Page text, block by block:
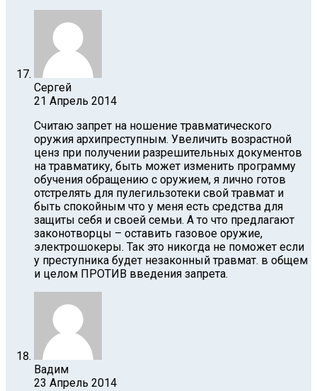
Сергей
21 Апрель 2014
Считаю запрет на ношение травматического
оружия архипреступным. Увеличить возрастной
ценз при получении разрешительных документов
на травматику, быть может изменить программу
обучения обращению с оружием, я лично готов
отстрелять для пулегильзотеки свой травмат и
быть спокойным что у меня есть средства для
защиты себя и своей семьи. А то что предлагают
законотворцы – оставить газовое оружие,
электрошокеры. Так это никогда не поможет если
у преступника будет незаконный травмат. в общем
и целом ПРОТИВ введения запрета.
Вадим
23 Апрель 2014